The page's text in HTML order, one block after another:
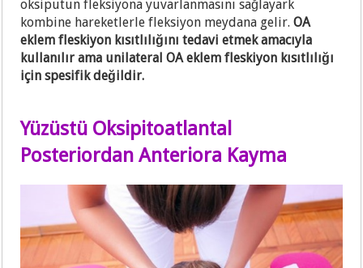
oksiputun fleksiyona yuvarlanmasını sağlayark
kombine hareketlerle fleksiyon meydana gelir.OA
eklem fleskiyon kısıtlılığını tedavi etmek amacıyla
kullanılır ama unilateral OA eklem fleskiyon kısıtlılığı
için spesifik değildir.
Yüzüstü Oksipitoatlantal
Posteriordan Anteriora Kayma